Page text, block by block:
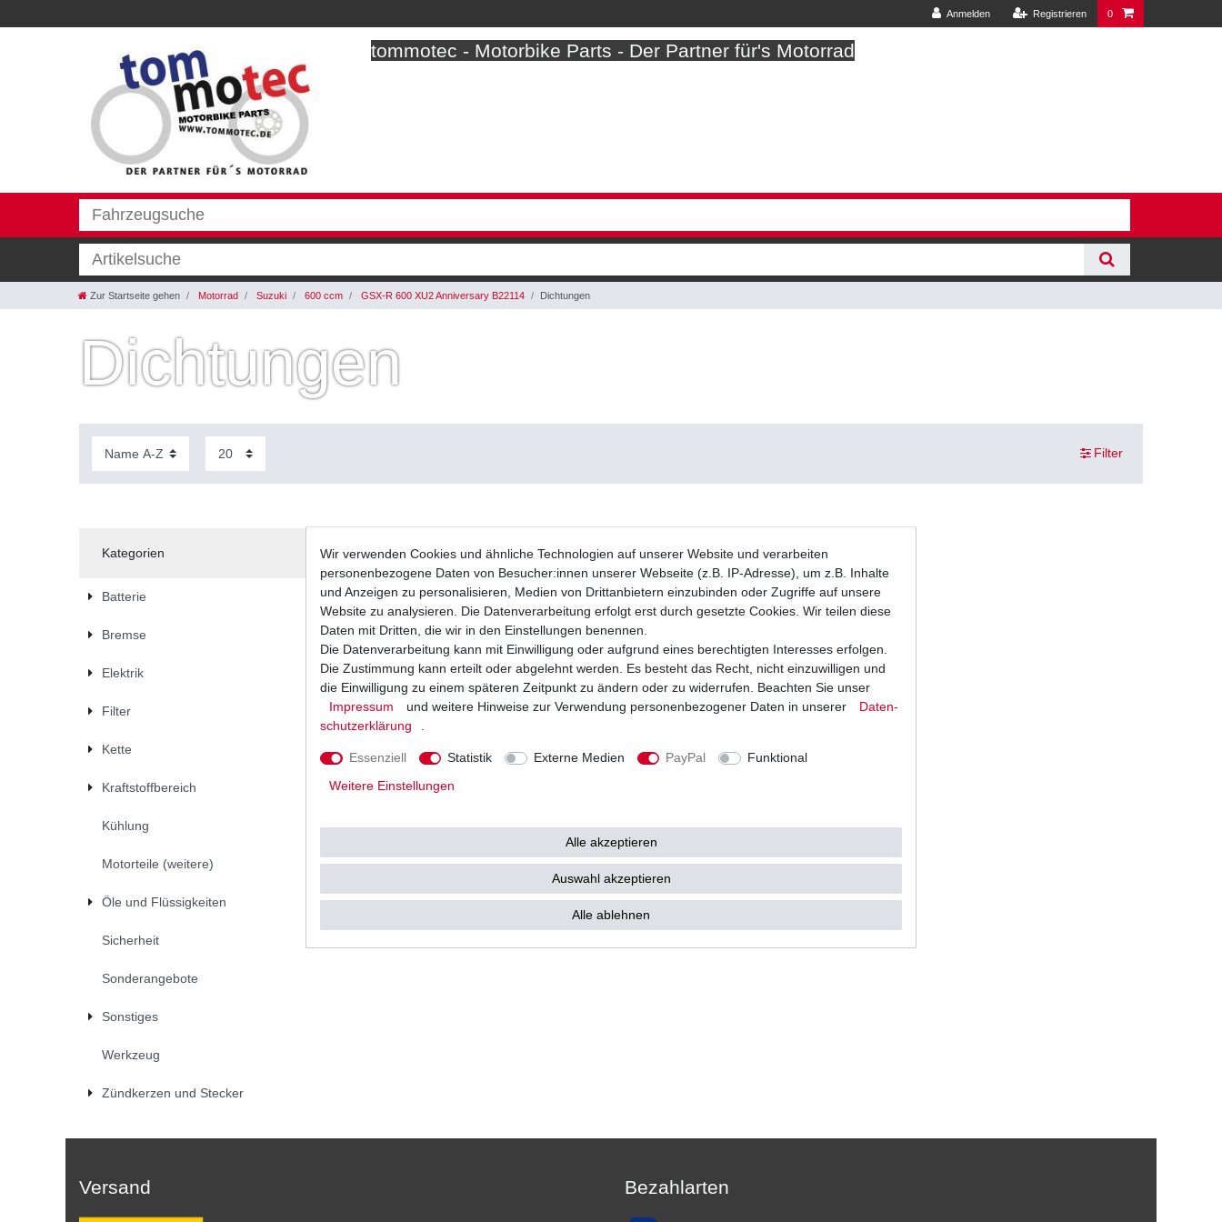
Anmelden Registrieren 0
tommotec - Motorbike Parts - Der Partner für's Motorrad
Zur Startseite gehen Motorrad Suzuki 600 ccm GSX-R 600 XU2 Anniversary B22114 Dichtungen
Dichtungen
Filter
Kategorien
Batterie
Bremse
Elektrik
Filter
Kette
Kraftstoffbereich
Kühlung
Motorteile (weitere)
Öle und Flüssigkeiten
Sicherheit
Sonderangebote
Sonstiges
Werkzeug
Zündkerzen und Stecker
Versand Bezahlarten
Wir verwenden Cookies und ähnliche Technologien auf unserer Website und verarbeiten
personenbezogene Daten von Besucher:innen unserer Webseite (z.B. IP-Adresse), um z.B. Inhalte
und Anzeigen zu personalisieren, Medien von Drittanbietern einzubinden oder Zugriffe auf unsere
Website zu analysieren. Die Datenverarbeitung erfolgt erst durch gesetzte Cookies. Wir teilen diese
Daten mit Dritten, die wir in den Einstellungen benennen.
Die Datenverarbeitung kann mit Einwilligung oder aufgrund eines berechtigten Interesses erfolgen.
Die Zustimmung kann erteilt oder abgelehnt werden. Es besteht das Recht, nicht einzuwilligen und
die Einwilligung zu einem späteren Zeitpunkt zu ändern oder zu widerrufen. Beachten Sie unser
Impressum
und weitere Hinweise zur Verwendung personenbezogener Daten in unserer
Daten­
schutz­erklärung
Essenziell Statistik Externe Medien PayPal
Funktional
Weitere Einstellungen
Alle akzeptieren
Auswahl akzeptieren
Alle ablehnen